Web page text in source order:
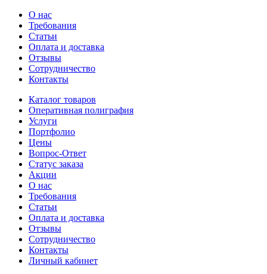
О нас
Требования
Статьи
Оплата и доставка
Отзывы
Сотрудничество
Контакты
Каталог товаров
Оперативная полиграфия
Услуги
Портфолио
Цены
Вопрос-Ответ
Статус заказа
Акции
О нас
Требования
Статьи
Оплата и доставка
Отзывы
Сотрудничество
Контакты
Личный кабинет